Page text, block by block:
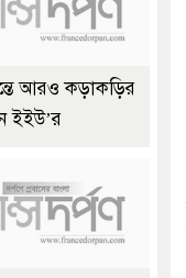
আরও কড়াকড়ির
ইইউ’র